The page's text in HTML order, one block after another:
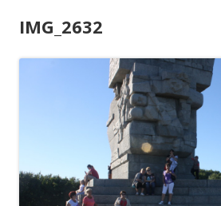
IMG_2632